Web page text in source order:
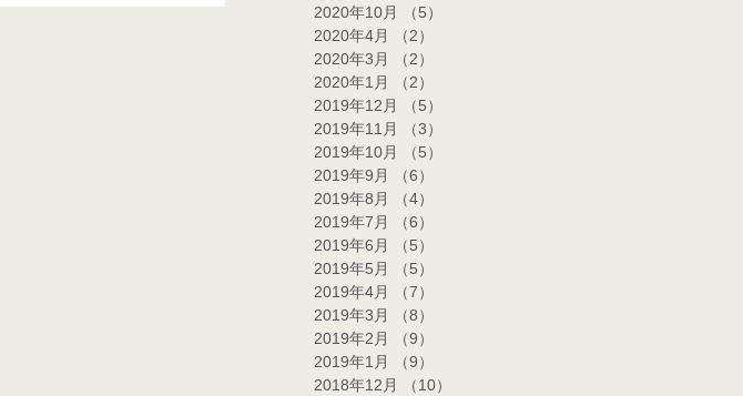
2020年10月
（5）
2020年4月
（2）
2020年3月
（2）
2020年1月
（2）
2019年12月
（5）
2019年11月
（3）
2019年10月
（5）
2019年9月
（6）
2019年8月
（4）
2019年7月
（6）
2019年6月
（5）
2019年5月
（5）
2019年4月
（7）
2019年3月
（8）
2019年2月
（9）
2019年1月
（9）
2018年12月
（10）